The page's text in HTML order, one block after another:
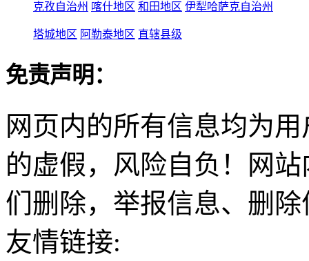
克孜自治州 喀什地区 和田地区 伊犁哈萨克自治州
塔城地区 阿勒泰地区 直辖县级
免责声明：
网页内的所有信息均为
的虚假，风险自负！网
们删除，举报信息、删
友情链接: